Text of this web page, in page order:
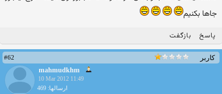
جاها بکنیم
پاسخ بازگفت
کاربر
#62
mahmudkhm
10 Mar 2012 11:49
ارسالها: 469